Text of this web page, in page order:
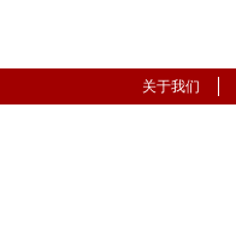
关于我们